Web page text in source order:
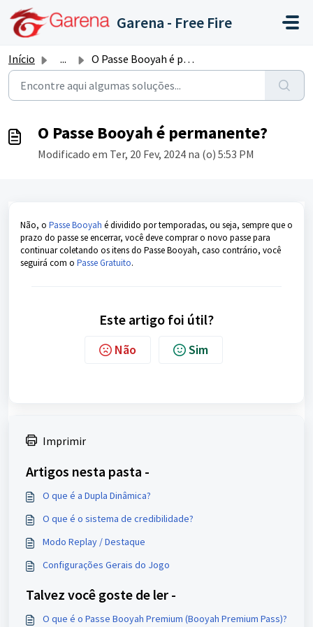
Ir para o conteúdo principal
Garena - Free Fire
Início ... O Passe Booyah é permanente?
O Passe Booyah é permanente?
Modificado em Ter, 20 Fev, 2024 na (o) 5:53 PM
Não, o Passe Booyah é dividido por temporadas, ou seja, sempre que o
prazo do passe se encerrar, você deve comprar o novo passe para
continuar coletando os itens do Passe Booyah, caso contrário, você
seguirá com o Passe Gratuito.
Este artigo foi útil?
Não Sim
Imprimir
Artigos nesta pasta -
O que é a Dupla Dinâmica?
O que é o sistema de credibilidade?
Modo Replay / Destaque
Configurações Gerais do Jogo
Talvez você goste de ler -
O que é o Passe Booyah Premium (Booyah Premium Pass)?